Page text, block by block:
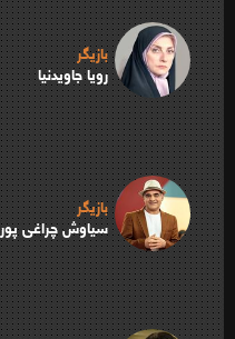
بازیگر
رویا جاویدنیا
بازیگر
سیاوش چراغی پور